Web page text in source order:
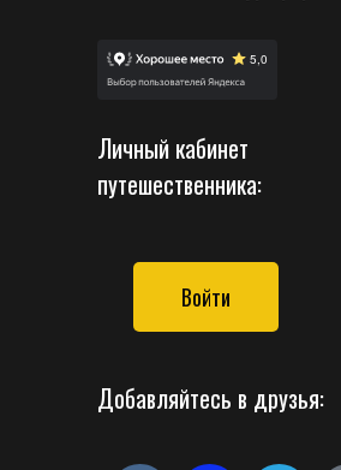
Личный кабинет
путешественника:
Войти
Добавляйтесь в друзья: